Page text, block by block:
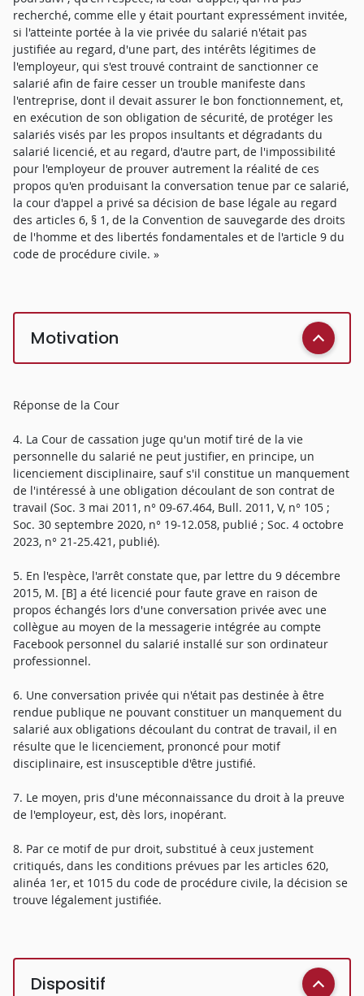
recherché, comme elle y était pourtant expressément invitée,
si l'atteinte portée à la vie privée du salarié n'était pas
justifiée au regard, d'une part, des intérêts légitimes de
l'employeur, qui s'est trouvé contraint de sanctionner ce
salarié afin de faire cesser un trouble manifeste dans
l'entreprise, dont il devait assurer le bon fonctionnement, et,
en exécution de son obligation de sécurité, de protéger les
salariés visés par les propos insultants et dégradants du
salarié licencié, et au regard, d'autre part, de l'impossibilité
pour l'employeur de prouver autrement la réalité de ces
propos qu'en produisant la conversation tenue par ce salarié,
la cour d'appel a privé sa décision de base légale au regard
des articles 6, § 1, de la Convention de sauvegarde des droits
de l'homme et des libertés fondamentales et de l'article 9 du
code de procédure civile. »
Motivation
Réponse de la Cour
4. La Cour de cassation juge qu'un motif tiré de la vie
personnelle du salarié ne peut justifier, en principe, un
licenciement disciplinaire, sauf s'il constitue un manquement
de l'intéressé à une obligation découlant de son contrat de
travail (Soc. 3 mai 2011, n° 09-67.464, Bull. 2011, V, n° 105 ;
Soc. 30 septembre 2020, n° 19-12.058, publié ; Soc. 4 octobre
2023, n° 21-25.421, publié).
5. En l'espèce, l'arrêt constate que, par lettre du 9 décembre
2015, M. [B] a été licencié pour faute grave en raison de
propos échangés lors d'une conversation privée avec une
collègue au moyen de la messagerie intégrée au compte
Facebook personnel du salarié installé sur son ordinateur
professionnel.
6. Une conversation privée qui n'était pas destinée à être
rendue publique ne pouvant constituer un manquement du
salarié aux obligations découlant du contrat de travail, il en
résulte que le licenciement, prononcé pour motif
disciplinaire, est insusceptible d'être justifié.
7. Le moyen, pris d'une méconnaissance du droit à la preuve
de l'employeur, est, dès lors, inopérant.
8. Par ce motif de pur droit, substitué à ceux justement
critiqués, dans les conditions prévues par les articles 620,
alinéa 1er, et 1015 du code de procédure civile, la décision se
trouve légalement justifiée.
Dispositif